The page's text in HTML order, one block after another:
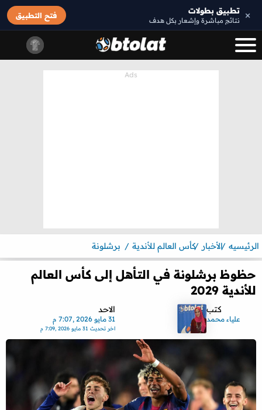
× تطبيق بطولات
نتائج مباشرة وإشعار بكل هدف
فتح التطبيق
الرئيسيه الأخبار كأس العالم للأندية برشلونة
حظوظ برشلونة في التأهل إلى كأس العالم
للأندية 2029
كتب
علياء محمد
الاحد
31 مايو 2026 ,7:07 م
اخر تحديث 31 مايو 2026 ,7:09 م